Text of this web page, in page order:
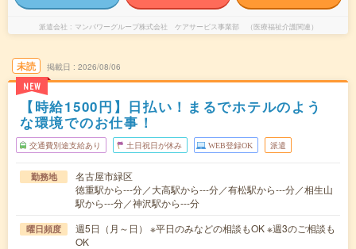
派遣会社 マンパワーグループ株式会社 ケアサービス事業部 （医療福祉介護関連）
未読
NEW
掲載日 2026/08/06
【時給1500円】日払い！まるでホテルのよう
な環境でのお仕事！
交通費別途支給あり 土日祝日が休み WEB登録OK 派遣
勤務地
名古屋市緑区
徳重駅から---分／大高駅から---分／有松駅から---分／相生山
駅から---分／神沢駅から---分
曜日頻度
週5日（月～日） ※平日のみなどの相談もOK ※週3のご相談も
OK